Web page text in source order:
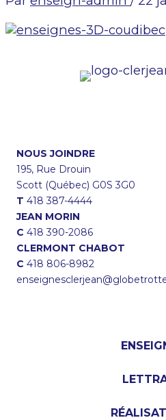
NOUS JOINDRE
195, Rue Drouin
Scott (Québec) G0S 3G0
T 418 387-4444
JEAN MORIN
C 418 390-2086
CLERMONT CHABOT
C 418 806-8982